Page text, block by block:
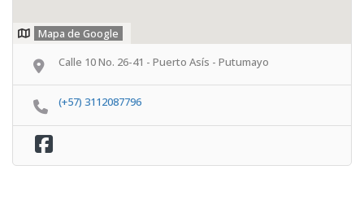
Mapa de Google
Calle 10 No. 26-41 - Puerto Asís - Putumayo
(+57) 3112087796